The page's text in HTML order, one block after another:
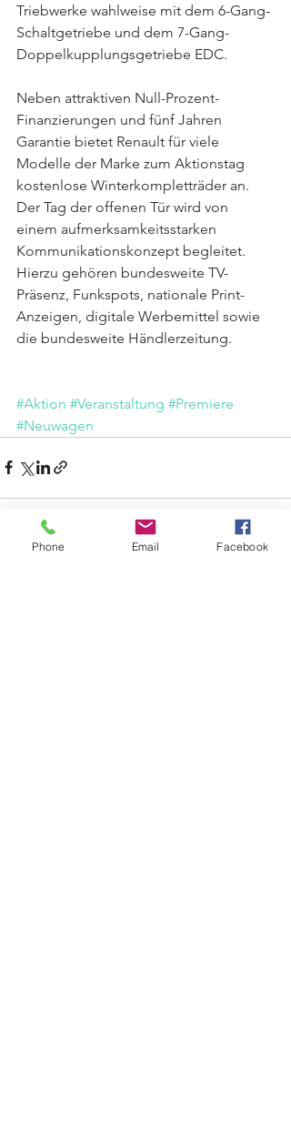
Triebwerke wahlweise mit dem 6-Gang-
Schaltgetriebe und dem 7-Gang-
Doppelkupplungsgetriebe EDC.
Neben attraktiven Null-Prozent-
Finanzierungen und fünf Jahren
Garantie bietet Renault für viele
Modelle der Marke zum Aktionstag
kostenlose Winterkompletträder an.
Der Tag der offenen Tür wird von
einem aufmerksamkeitsstarken
Kommunikationskonzept begleitet.
Hierzu gehören bundesweite TV-
Präsenz, Funkspots, nationale Print-
Anzeigen, digitale Werbemittel sowie
die bundesweite Händlerzeitung.
#Aktion #Veranstaltung #Premiere
#Neuwagen
Phone Email Facebook